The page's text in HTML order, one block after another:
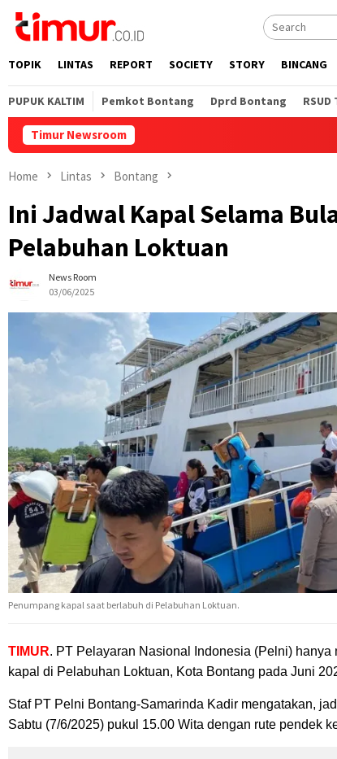
content
TOPIK LINTAS REPORT SOCIETY STORY BINCANG
PUPUK KALTIM Pemkot Bontang Dprd Bontang
Timur Newsroom
Home Lintas Bontang
Ini Jadwal Kapal Selama
Pelabuhan Loktuan
News Room
03/06/2025
Penumpang kapal saat berlabuh di Pelabuhan Loktuan.
TIMUR. PT Pelayaran Nasional Indonesia (Pelni)
kapal di Pelabuhan Loktuan, Kota Bontang pada Juni
Staf PT Pelni Bontang-Samarinda Kadir mengatakan,
Sabtu (7/6/2025) pukul 15.00 Wita dengan rute pendek